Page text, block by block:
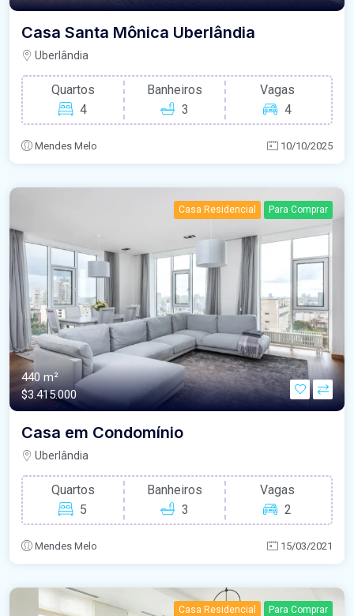
Casa Santa Mônica Uberlândia
Uberlândia
Quartos
4
Banheiros
3
Vagas
4
Mendes Melo 10/10/2025
Casa Residencial Para Comprar
440 m²
$3.415.000
Casa em Condomínio
Uberlândia
Quartos
5
Banheiros
3
Vagas
2
Mendes Melo 15/03/2021
Casa Residencial Para Comprar